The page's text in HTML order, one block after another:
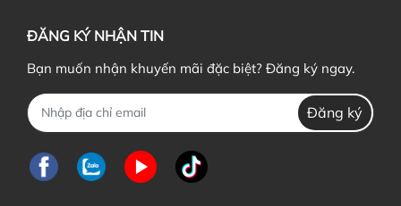
ĐĂNG KÝ NHẬN TIN
Bạn muốn nhận khuyến mãi đặc biệt? Đăng ký ngay.
Đăng ký